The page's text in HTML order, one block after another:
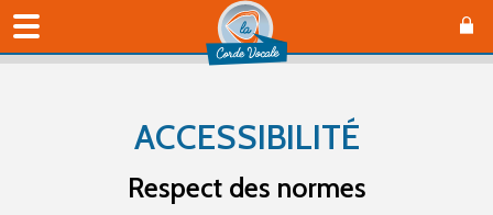
ACCESSIBILITÉ
Respect des normes